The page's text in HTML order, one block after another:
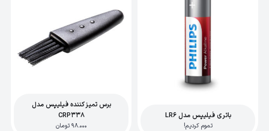
باتری فیلیپس مدل LR6
تموم کردیم!
برس تمیز کننده فیلیپس مدل
CRP338
98.000 تومان